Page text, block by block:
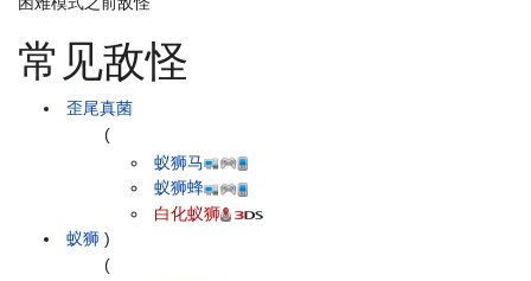
常见敌怪
歪尾真菌
蚁狮
(
蚁狮马
蚁狮蜂
白化蚁狮
)
(